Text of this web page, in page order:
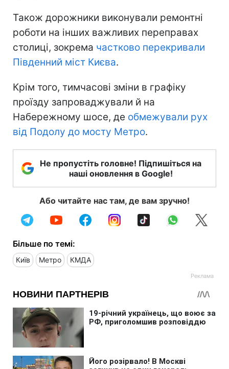
Також дорожники виконували ремонтні
роботи на інших важливих переправах
столиці, зокрема частково перекривали
Південний міст Києва.
Крім того, тимчасові зміни в графіку
проїзду запроваджували й на
Набережному шосе, де обмежували рух
від Подолу до мосту Метро.
Не пропустіть головне! Підпишіться на
наші оновлення в Google!
Або читайте нас там, де вам зручно!
Більше по темі:
Київ Метро КМДА